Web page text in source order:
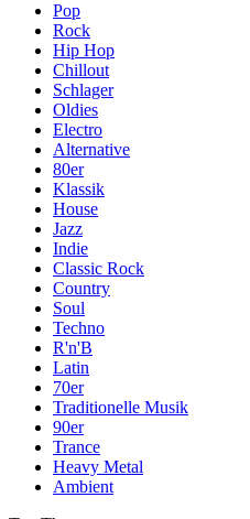
Pop
Rock
Hip Hop
Chillout
Schlager
Oldies
Electro
Alternative
80er
Klassik
House
Jazz
Indie
Classic Rock
Country
Soul
Techno
R'n'B
Latin
70er
Traditionelle Musik
90er
Trance
Heavy Metal
Ambient